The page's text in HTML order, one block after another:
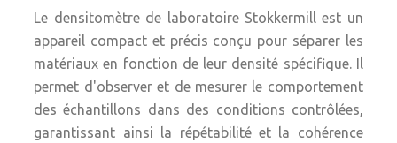
Le densitomètre de laboratoire Stokkermill est un
appareil compact et précis conçu pour séparer les
matériaux en fonction de leur densité spécifique. Il
permet d'observer et de mesurer le comportement
des échantillons dans des conditions contrôlées,
garantissant ainsi la répétabilité et la cohérence